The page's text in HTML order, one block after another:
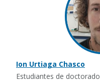
Ion Urtiaga Chasco
Estudiantes de doctorado